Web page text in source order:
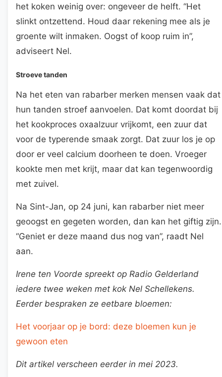
het koken weinig over: ongeveer de helft. “Het
slinkt ontzettend. Houd daar rekening mee als je
groente wilt inmaken. Oogst of koop ruim in”,
adviseert Nel.
Stroeve tanden
Na het eten van rabarber merken mensen vaak dat
hun tanden stroef aanvoelen. Dat komt doordat bij
het kookproces oxaalzuur vrijkomt, een zuur dat
voor de typerende smaak zorgt. Dat zuur los je op
door er veel calcium doorheen te doen. Vroeger
kookte men met krijt, maar dat kan tegenwoordig
met zuivel.
Na Sint-Jan, op 24 juni, kan rabarber niet meer
geoogst en gegeten worden, dan kan het giftig zijn.
“Geniet er deze maand dus nog van”, raadt Nel
aan.
Irene ten Voorde spreekt op Radio Gelderland
iedere twee weken met kok Nel Schellekens.
Eerder bespraken ze eetbare bloemen:
Het voorjaar op je bord: deze bloemen kun je
gewoon eten
Dit artikel verscheen eerder in mei 2023.